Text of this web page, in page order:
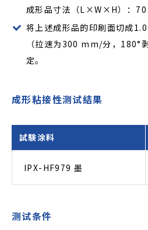
成形品寸法（L×W×H）：
将上述成形品的印刷面切成
（拉速为300 mm/分，
定。
成形粘接性测试結果
試験涂料
IPX-HF979 墨
测试条件